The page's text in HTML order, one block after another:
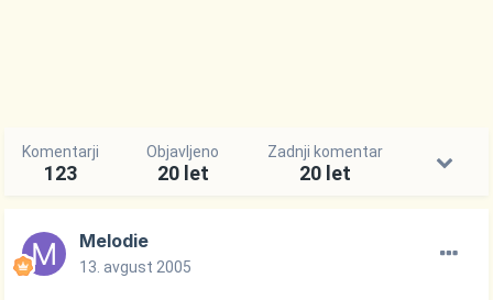
Komentarji
123
Objavljeno
20 let
Zadnji komentar
20 let
Melodie
13. avgust 2005